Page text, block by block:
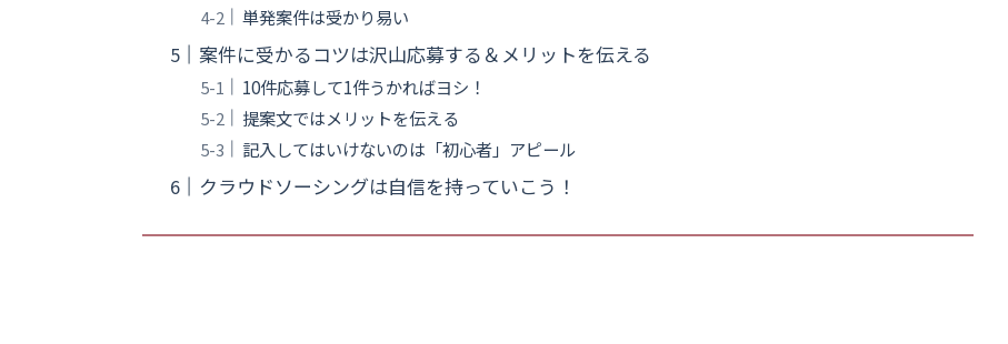
単発案件は受かり易い
案件に受かるコツは沢山応募する＆メリットを伝える
10件応募して1件うかればヨシ！
提案文ではメリットを伝える
記入してはいけないのは「初心者」アピール
クラウドソーシングは自信を持っていこう！